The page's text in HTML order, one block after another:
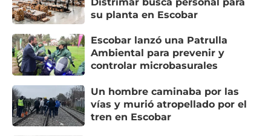
su planta en Escobar
Escobar lanzó una Patrulla
Ambiental para prevenir y
controlar microbasurales
Un hombre caminaba por las
vías y murió atropellado por el
tren en Escobar